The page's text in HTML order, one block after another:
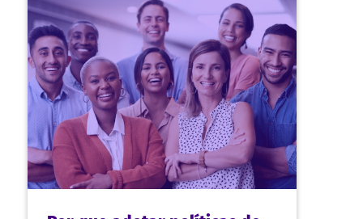
LEIA MAIS
A construção de uma cultura corporativa
ética tem um papel central no
desenvolvimento de um ambiente
organizacional positivo.